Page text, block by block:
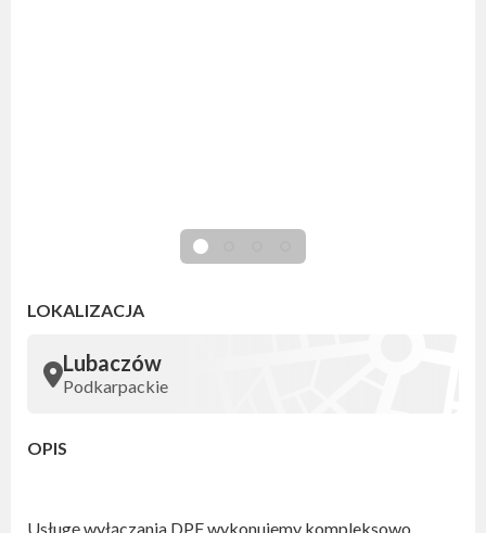
LOKALIZACJA
Lubaczów
Podkarpackie
OPIS
Usługę wyłączania DPF wykonujemy kompleksowo,